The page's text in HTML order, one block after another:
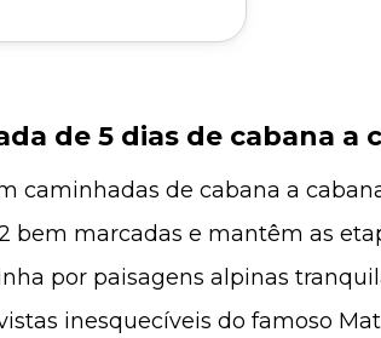
vistas
de 5 dias de cabana a
caminhadas de cabana a
bem marcadas e mantêm as
por paisagens alpinas
inesquecíveis do famoso